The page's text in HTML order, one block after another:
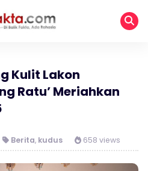
Kulit Lakon
Ratu’ Meriahkan
Berita, kudus 658 views